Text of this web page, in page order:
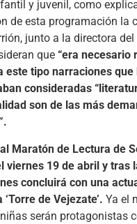
y juvenil, como
de esta programación la
junto a la directora
que “era necesario
este tipo narraciones
consideradas
son de las más
Maratón de Lectura de
viernes 19 de abril y tras
concluirá con una
‘Torre de Vejezate’. Ya el
serán protagonistas